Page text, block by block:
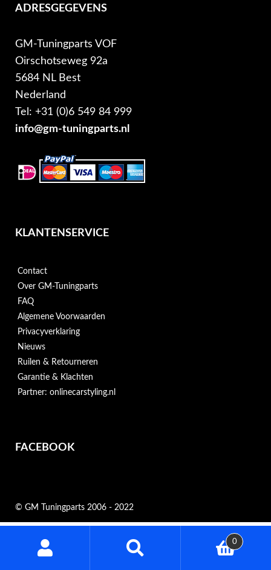
ADRESGEGEVENS
GM-Tuningparts VOF
Oirschotseweg 92a
5684 NL Best
Nederland
Tel: +31 (0)6 549 84 999
info@gm-tuningparts.nl
KLANTENSERVICE
Contact
Over GM-Tuningparts
FAQ
Algemene Voorwaarden
Privacyverklaring
Nieuws
Ruilen & Retourneren
Garantie & Klachten
Partner: onlinecarstyling.nl
FACEBOOK
© GM Tuningparts 2006 - 2022
0